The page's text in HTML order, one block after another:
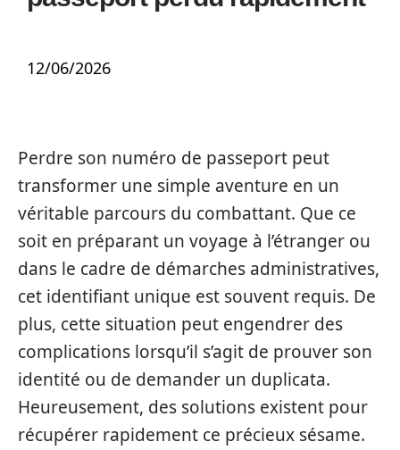
12/06/2026
Perdre son numéro de passeport peut
transformer une simple aventure en un
véritable parcours du combattant. Que ce
soit en préparant un voyage à l’étranger ou
dans le cadre de démarches administratives,
cet identifiant unique est souvent requis. De
plus, cette situation peut engendrer des
complications lorsqu’il s’agit de prouver son
identité ou de demander un duplicata.
Heureusement, des solutions existent pour
récupérer rapidement ce précieux sésame.